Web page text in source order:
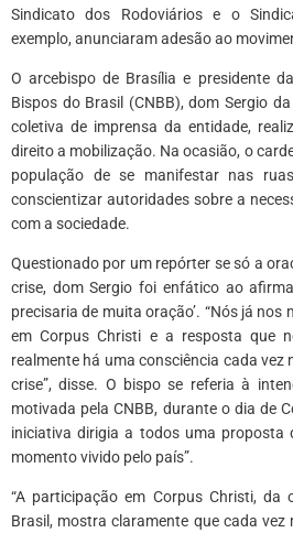
Sindicato dos Rodoviários e o
exemplo, anunciaram adesão ao
O arcebispo de Brasília e presidente
Bispos do Brasil (CNBB), dom Sergio
coletiva de imprensa da entidade,
direito a mobilização. Na ocasião, o
população de se manifestar nas
conscientizar autoridades sobre a
com a sociedade.
Questionado por um repórter se só a
crise, dom Sergio foi enfático ao
precisaria de muita oração’. “Nós já
em Corpus Christi e a resposta que
realmente há uma consciência cada vez
crise”, disse. O bispo se referia à
motivada pela CNBB, durante o dia de
iniciativa dirigia a todos uma proposta
momento vivido pelo país”.
“A participação em Corpus Christi, da
Brasil, mostra claramente que cada vez